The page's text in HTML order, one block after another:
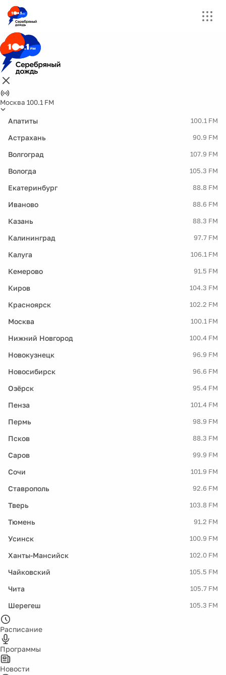
Москва 100.1 FM
Апатиты 100.1 FM
Астрахань 90.9 FM
Волгоград 107.9 FM
Вологда 105.3 FM
Екатеринбург 88.8 FM
Иваново 88.6 FM
Казань 88.3 FM
Калининград 97.7 FM
Калуга 106.1 FM
Кемерово 91.5 FM
Киров 104.3 FM
Красноярск 102.2 FM
Москва 100.1 FM
Нижний Новгород 100.4 FM
Новокузнецк 96.9 FM
Новосибирск 96.6 FM
Озёрск 95.4 FM
Пенза 101.4 FM
Пермь 98.9 FM
Псков 88.3 FM
Саров 99.9 FM
Сочи 101.9 FM
Ставрополь 92.6 FM
Тверь 103.8 FM
Тюмень 91.2 FM
Усинск 100.9 FM
Ханты-Мансийск 102.0 FM
Чайковский 105.5 FM
Чита 105.7 FM
Шерегеш 105.3 FM
Расписание
Программы
Новости